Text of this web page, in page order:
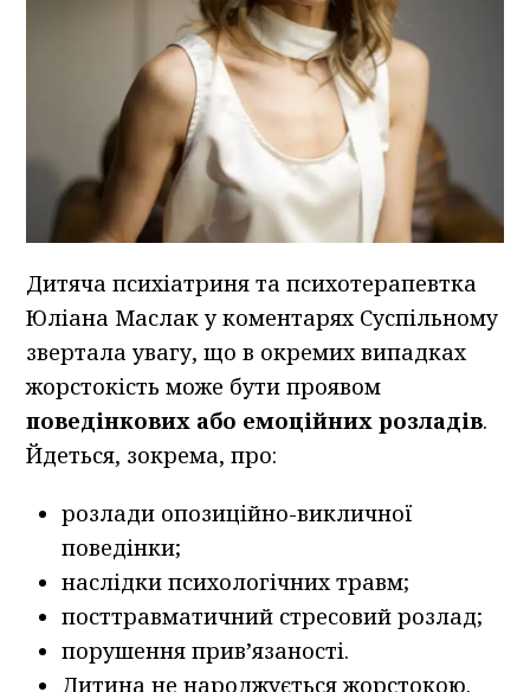
Дитяча психіатриня та психотерапевтка
Юліана Маслак у коментарях Суспільному
звертала увагу, що в окремих випадках
жорстокість може бути проявом
поведінкових або емоційних розладів.
Йдеться, зокрема, про:
розлади опозиційно-викличної
поведінки;
наслідки психологічних травм;
посттравматичний стресовий розлад;
порушення прив’язаності.
Дитина не народжується жорстокою.